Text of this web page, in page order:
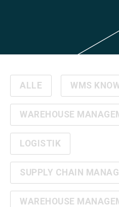
ALLE WMS
WAREHOUSE
LOGISTIK
SUPPLY CHAIN
WAREHOUSE